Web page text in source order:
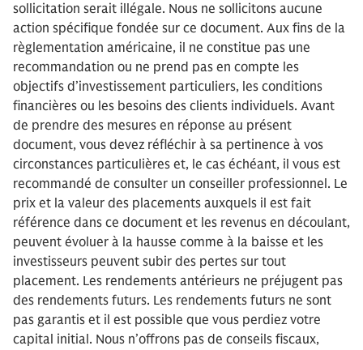
sollicitation serait illégale. Nous ne sollicitons aucune
action spécifique fondée sur ce document. Aux fins de la
règlementation américaine, il ne constitue pas une
recommandation ou ne prend pas en compte les
objectifs d’investissement particuliers, les conditions
financières ou les besoins des clients individuels. Avant
de prendre des mesures en réponse au présent
document, vous devez réfléchir à sa pertinence à vos
circonstances particulières et, le cas échéant, il vous est
recommandé de consulter un conseiller professionnel. Le
prix et la valeur des placements auxquels il est fait
référence dans ce document et les revenus en découlant,
peuvent évoluer à la hausse comme à la baisse et les
investisseurs peuvent subir des pertes sur tout
placement. Les rendements antérieurs ne préjugent pas
des rendements futurs. Les rendements futurs ne sont
pas garantis et il est possible que vous perdiez votre
capital initial. Nous n’offrons pas de conseils fiscaux,